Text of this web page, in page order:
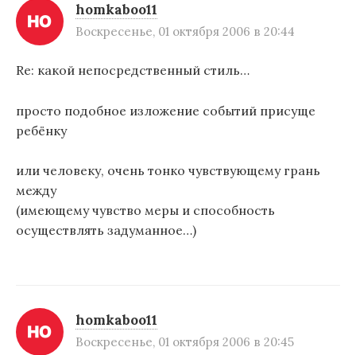
homkaboo11
Воскресенье, 01 октября 2006 в 20:44
Re: какой непосредственный стиль…
просто подобное изложение событий присуще
ребёнку
или человеку, очень тонко чувствующему грань
между
(имеющему чувство меры и способность
осуществлять задуманное…)
homkaboo11
Воскресенье, 01 октября 2006 в 20:45